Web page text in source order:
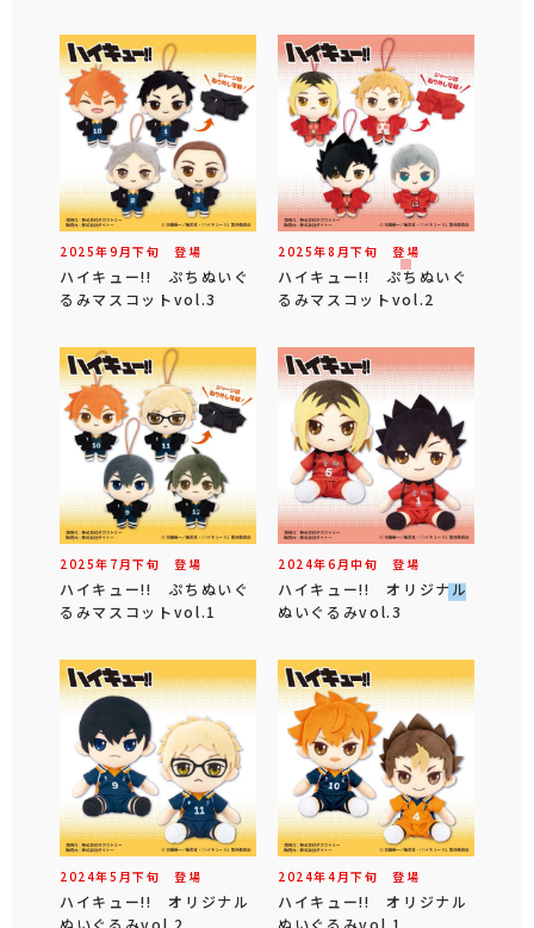
2025年9 月下旬 登場
ハイキュー!! ぷちぬいぐ
るみマスコットvol.3
2025年8 月下旬 登場
ハイキュー!! ぷちぬいぐ
るみマスコットvol.2
2025年 7 月下旬 登場
ハイキュー!! ぷちぬいぐ
るみマスコットvol.1
2024年6 月中旬 登場
ハイキュー!! オリジナル
ぬいぐるみvol.3
2024年5 月下旬 登場
ハイキュー!! オリジナル
2024年4 月下旬 登場
ハイキュー!! オリジナル